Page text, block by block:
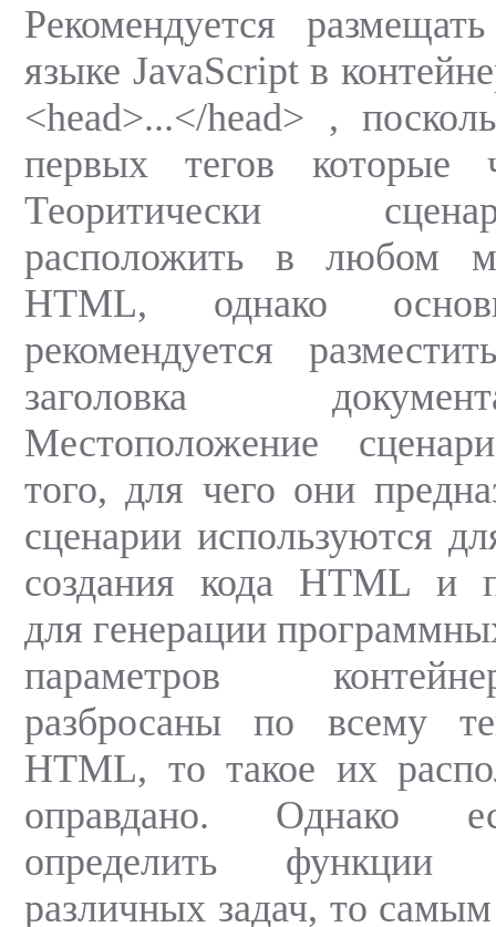
Рекомендуется
языке JavaScript в
<head>...</head> ,
первых тегов которые
Теоритически
расположить в любом
HTML, однако
рекомендуется
заголовка
Местоположение
того, для чего они
сценарии используются
создания кода HTML и
для генерации
параметров
разбросаны по всему
HTML, то такое их
оправдано. Однако
определить
различных задач, то